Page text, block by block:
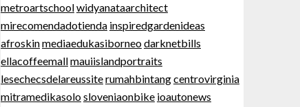
metroartschoolwidyanataarchitect
mirecomendadotienda inspiredgardenideas
afroskinmediaedukasiborneodarknetbills
ellacoffeemallmauiislandportraits
lesechecsdelareussiterumahbintangcentrovirginia
mitramedikasolosloveniaonbike ioautonews